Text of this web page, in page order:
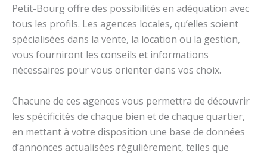
Petit-Bourg offre des possibilités en adéquation avec
tous les profils. Les agences locales, qu’elles soient
spécialisées dans la vente, la location ou la gestion,
vous fourniront les conseils et informations
nécessaires pour vous orienter dans vos choix.
Chacune de ces agences vous permettra de découvrir
les spécificités de chaque bien et de chaque quartier,
en mettant à votre disposition une base de données
d’annonces actualisées régulièrement, telles que